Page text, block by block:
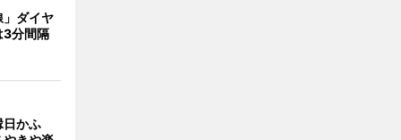
」ダイヤ
分間隔
日かふ